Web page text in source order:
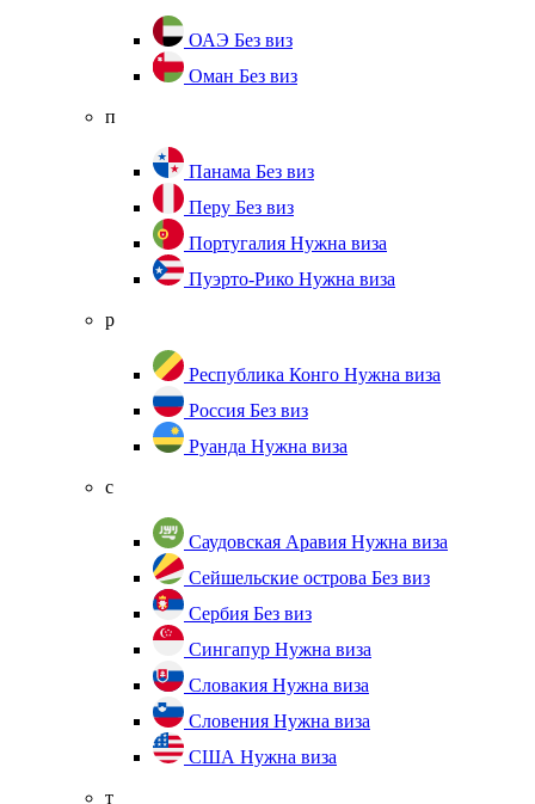
ОАЭ Без виз
Оман Без виз
п
Панама Без виз
Перу Без виз
Португалия Нужна виза
Пуэрто-Рико Нужна виза
р
Республика Конго Нужна виза
Россия Без виз
Руанда Нужна виза
с
Саудовская Аравия Нужна виза
Сейшельские острова Без виз
Сербия Без виз
Сингапур Нужна виза
Словакия Нужна виза
Словения Нужна виза
США Нужна виза
т